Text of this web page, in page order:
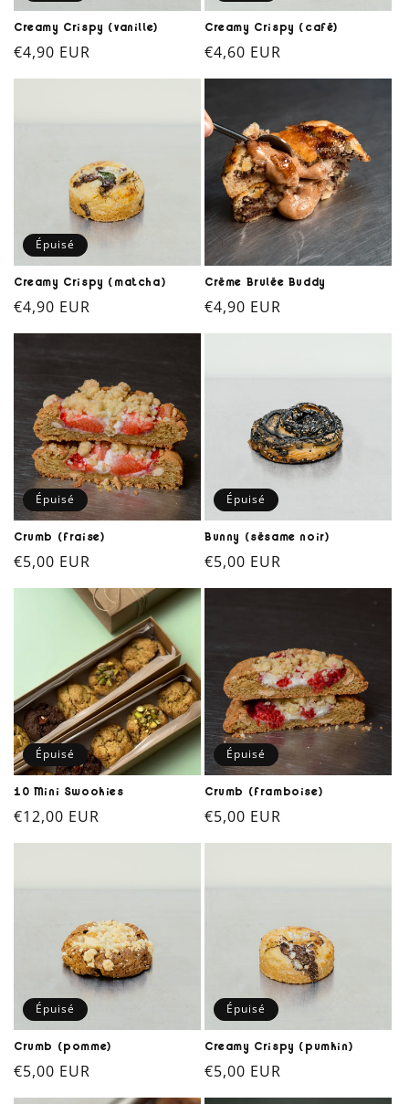
n
:
Creamy Crispy (vanille)
Prix
habituel
€4,90 EUR
Creamy Crispy (café)
Prix
habituel
€4,60 EUR
Épuisé
Creamy Crispy (matcha)
Prix
habituel
€4,90 EUR
Crème Brûlée Buddy
Prix
habituel
€4,90 EUR
Épuisé
Crumb (fraise)
Prix
habituel
€5,00 EUR
Épuisé
Bunny (sésame noir)
Prix
habituel
€5,00 EUR
Épuisé
10 Mini Swookies
Prix
habituel
€12,00 EUR
Épuisé
Crumb (framboise)
Prix
habituel
€5,00 EUR
Épuisé
Crumb (pomme)
Prix
habituel
€5,00 EUR
Épuisé
Creamy Crispy (pumkin)
Prix
habituel
€5,00 EUR